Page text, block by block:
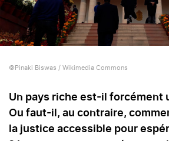
©Pinaki Biswas / Wikimedia Commons
Un pays riche est-il forcément
Ou faut-il, au contraire,
la justice accessible pour